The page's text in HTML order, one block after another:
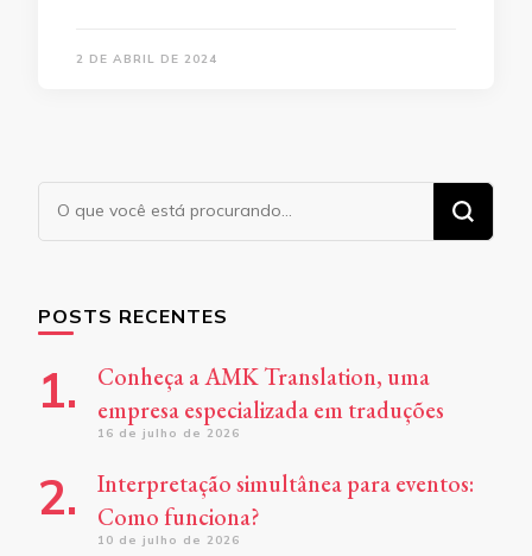
2 DE ABRIL DE 2024
Procurando
algo?
POSTS RECENTES
Conheça a AMK Translation, uma
empresa especializada em traduções
16 de julho de 2026
Interpretação simultânea para eventos:
Como funciona?
10 de julho de 2026